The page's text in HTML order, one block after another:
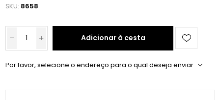
SKU: 8658
Adicionar à cesta
Por favor, selecione o endereço para o qual deseja enviar